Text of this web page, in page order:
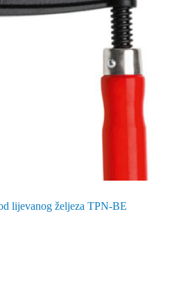
lijevanog željeza TPN-BE